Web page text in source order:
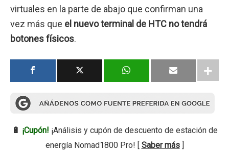
virtuales en la parte de abajo que confirman una
vez más que el nuevo terminal de HTC no tendrá
botones físicos.
🔋 ¡Cupón! ¡Análisis y cupón de descuento de estación de
energía Nomad1800 Pro! [ Saber más]